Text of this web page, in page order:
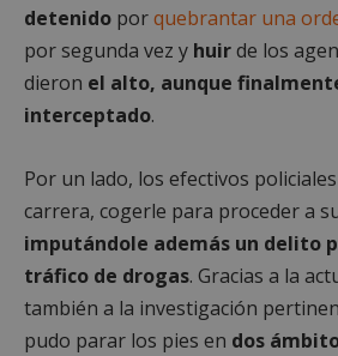
detenido porquebrantar una
por segunda vez y huirde los
dieron el alto, aunque
interceptado.
Por un lado, los efectivos
carrera, cogerle para proceder a
imputándole además un delito
tráfico de drogas. Gracias a la
también a la investigación
pudo parar los pies en dos